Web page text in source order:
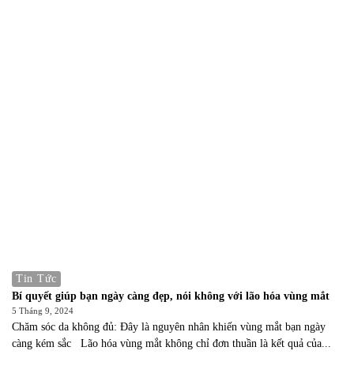
Tin Tức
Bí quyết giúp bạn ngày càng đẹp, nói không với lão hóa vùng mắt
5 Tháng 9, 2024
Chăm sóc da không đủ: Đây là nguyên nhân khiến vùng mắt bạn ngày
càng kém sắc Lão hóa vùng mắt không chỉ đơn thuần là kết quả của...